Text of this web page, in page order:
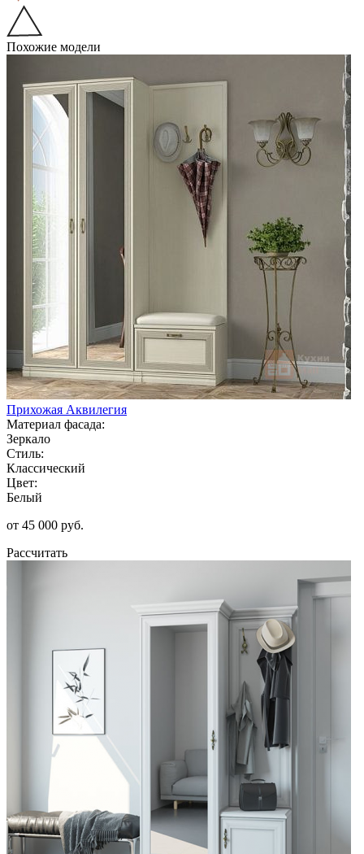
Похожие модели
Прихожая Аквилегия
Материал фасада:
Зеркало
Стиль:
Классический
Цвет:
Белый
от 45 000 руб.
Рассчитать